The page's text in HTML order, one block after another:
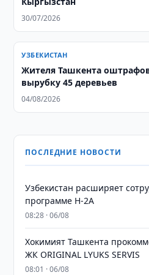
30/07/2026
УЗБЕКИСТАН
Жителя Ташкента
вырубку 45 деревьев
04/08/2026
ПОСЛЕДНИЕ НОВОСТИ
Узбекистан расширяет
программе H-2A
08:28 · 06/08
Хокимият Ташкента
ЖК ORIGINAL LYUKS SERVIS
08:01 · 06/08